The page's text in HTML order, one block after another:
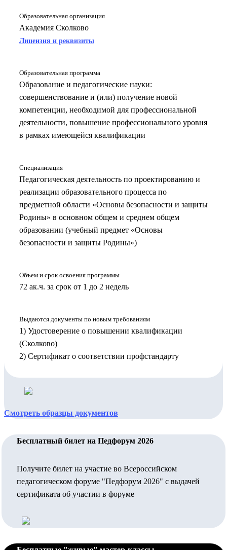
Образовательная организация
Академия Сколково
Лицензия и реквизиты
Образовательная программа
Образование и педагогические науки:
совершенствование и (или) получение новой
компетенции, необходимой для профессиональной
деятельности, повышение профессионального уровня
в рамках имеющейся квалификации
Специализация
Педагогическая деятельность по проектированию и
реализации образовательного процесса по
предметной области «Основы безопасности и защиты
Родины» в основном общем и среднем общем
образовании (учебный предмет «Основы
безопасности и защиты Родины»)
Объем и срок освоения программы
72 ак.ч. за срок от 1 до 2 недель
Выдаются документы по новым требованиям
1) Удостоверение о повышении квалификации
(Сколково)
2) Сертификат о соответствии профстандарту
Смотреть образцы документов
Бесплатный билет на Педфорум 2026
Получите билет на участие во Всероссийском
педагогическом форуме "Педфорум 2026" с выдачей
сертификата об участии в форуме